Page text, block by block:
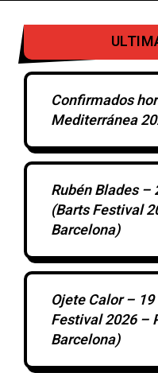
Confirmados
Mediterránea
Rubén Blades –
(Barts Festival
Barcelona)
Ojete Calor –
Festival 2026 –
Barcelona)